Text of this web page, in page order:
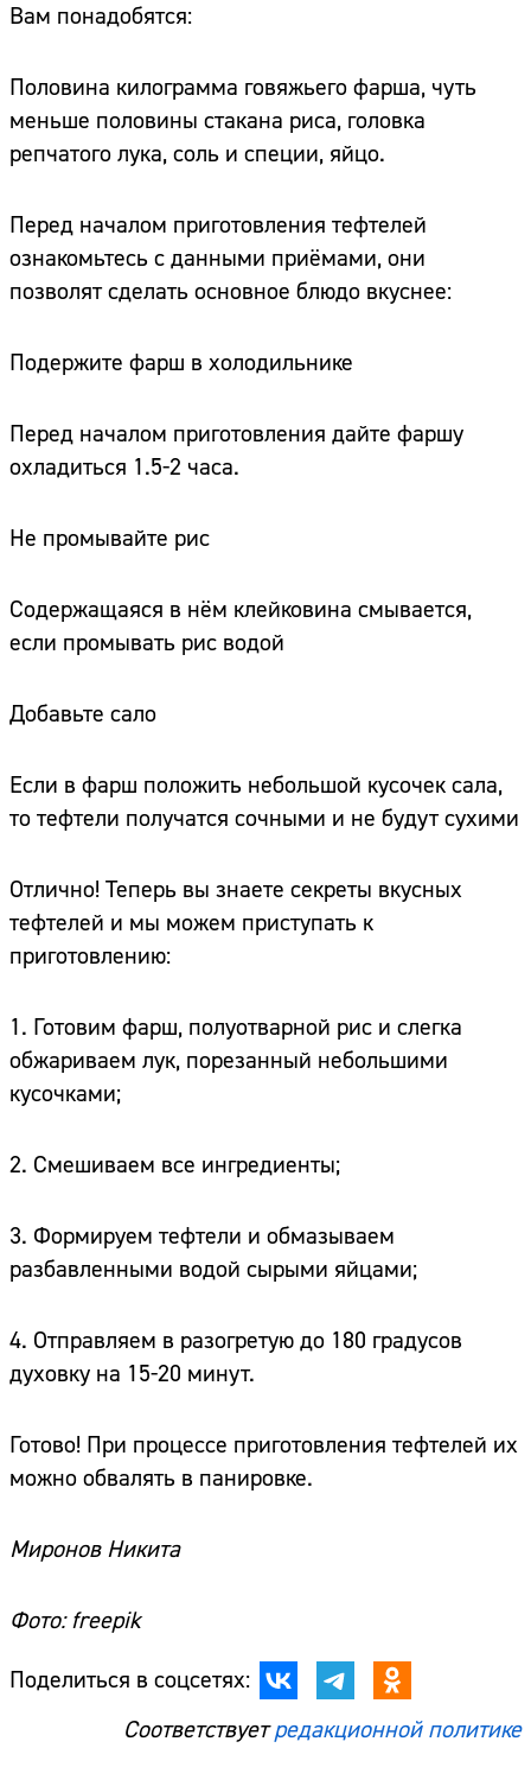
Вам понадобятся:
Половина килограмма говяжьего фарша, чуть
меньше половины стакана риса, головка
репчатого лука, соль и специи, яйцо.
Перед началом приготовления тефтелей
ознакомьтесь с данными приёмами, они
позволят сделать основное блюдо вкуснее:
Подержите фарш в холодильнике
Перед началом приготовления дайте фаршу
охладиться 1.5-2 часа.
Не промывайте рис
Содержащаяся в нём клейковина смывается,
если промывать рис водой
Добавьте сало
Если в фарш положить небольшой кусочек сала,
то тефтели получатся сочными и не будут сухими
Отлично! Теперь вы знаете секреты вкусных
тефтелей и мы можем приступать к
приготовлению:
1. Готовим фарш, полуотварной рис и слегка
обжариваем лук, порезанный небольшими
кусочками;
2. Смешиваем все ингредиенты;
3. Формируем тефтели и обмазываем
разбавленными водой сырыми яйцами;
4. Отправляем в разогретую до 180 градусов
духовку на 15-20 минут.
Готово! При процессе приготовления тефтелей их
можно обвалять в панировке.
Миронов Никита
Фото: freepik
Поделиться в соцсетях:
Соответствуетредакционной политике